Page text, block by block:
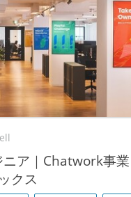
ア｜Chatwork事
クス